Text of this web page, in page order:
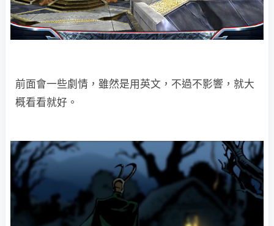
前面會一些劇情，雖然是用英文，不過不影響，就大
概看看就好。